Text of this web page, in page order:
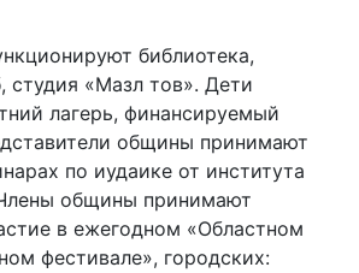
библиотека,
студия «Мазл тов». Дети
лагерь, финансируемый
общины принимают
по иудаике от института
общины принимают
в ежегодном «Областном
фестивале», городских: